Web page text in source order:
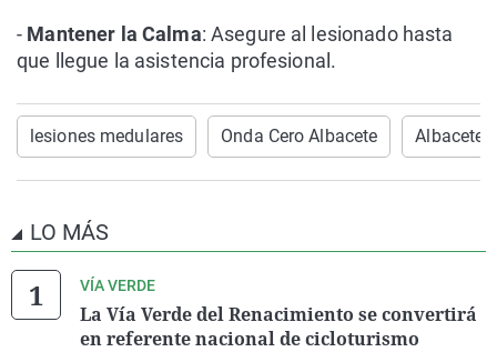
- Mantener la Calma: Asegure al lesionado hasta
que llegue la asistencia profesional.
lesiones medulares Onda Cero Albacete Albacete
LO MÁS
VÍA VERDE
La Vía Verde del Renacimiento se convertirá
en referente nacional de cicloturismo